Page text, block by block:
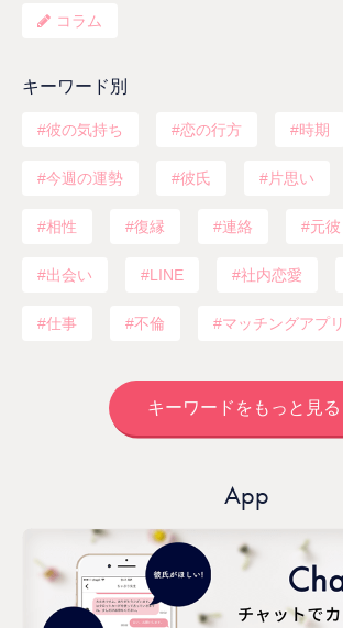
コラム
キーワード別
彼の気持ち 恋の行方 時期
今週の運勢 彼氏 片思い
相性 復縁 連絡 元彼
出会い LINE 社内恋愛
仕事 不倫 マッチングアプリ
キーワードをもっと見る
App